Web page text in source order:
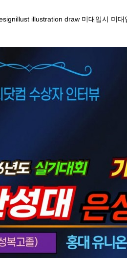
illustration draw 미대입시 미